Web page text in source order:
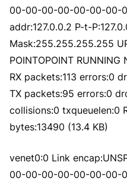
00-00-00-00-00-00-00-
addr:127.0.0.2 P-t-
Mask:255.255.255.255
POINTOPOINT RUNNING
RX packets:113 errors:0
TX packets:95 errors:0
collisions:0 txqueuelen:0
bytes:13490 (13.4 KB)
venet0:0 Link
00-00-00-00-00-00-00-